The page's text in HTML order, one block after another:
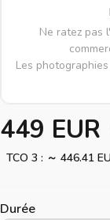
Ne ratez pas
Les
449 EUR
TCO 3 : ～ 446.41
Durée